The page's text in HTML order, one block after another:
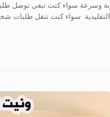
وسرعة.سواء كنت تبغى توصل
سواء كنت تنقل طلبات